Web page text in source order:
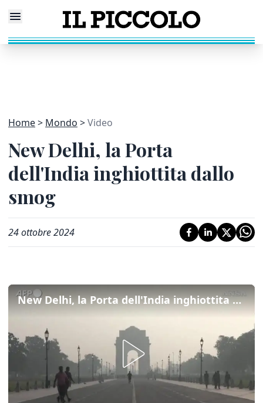
Home Mondo Video
New Delhi, la Porta
dell'India inghiottita dallo
smog
24 ottobre 2024
New Delhi, la Porta dell'India inghiottita dallo smog